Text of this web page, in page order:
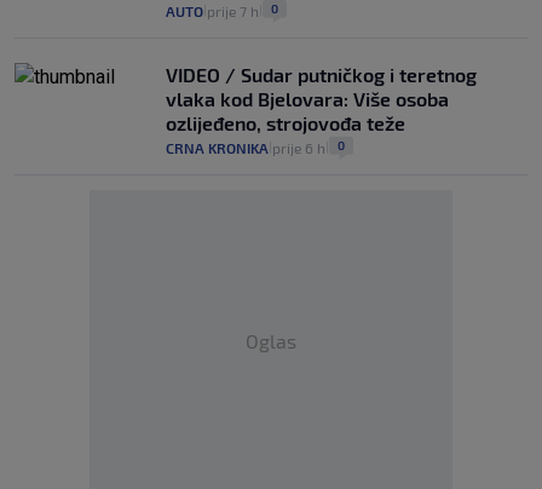
AUTO prije 7 h 0
VIDEO / Sudar putničkog i teretnog
vlaka kod Bjelovara: Više osoba
ozlijeđeno, strojovođa teže
CRNA KRONIKA prije 6 h 0
Oglas